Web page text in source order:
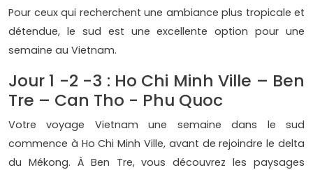
Pour ceux qui recherchent une ambiance plus tropicale et
détendue, le sud est une excellente option pour une
semaine au Vietnam.
Jour 1 -2 -3 : Ho Chi Minh Ville – Ben
Tre – Can Tho - Phu Quoc
Votre voyage Vietnam une semaine dans le sud
commence à Ho Chi Minh Ville, avant de rejoindre le delta
du Mékong. À Ben Tre, vous découvrez les paysages